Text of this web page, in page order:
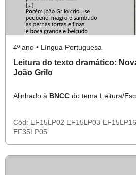
4º ano • Língua Portuguesa
Leitura do texto dramático:
João Grilo
Alinhado à BNCC do tema Leitura/
Cód: EF15LP02 EF15LP03 EF15LP16
EF35LP05